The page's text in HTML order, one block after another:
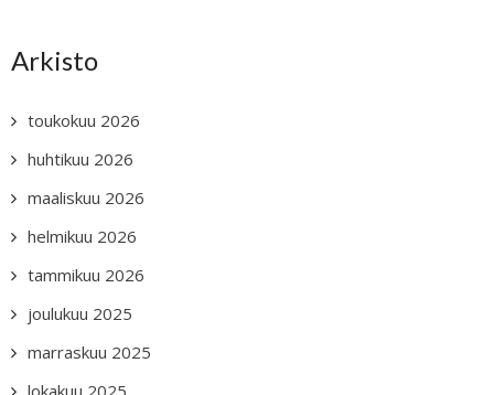
Arkisto
toukokuu 2026
huhtikuu 2026
maaliskuu 2026
helmikuu 2026
tammikuu 2026
joulukuu 2025
marraskuu 2025